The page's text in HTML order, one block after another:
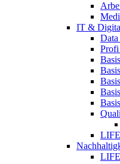
IT &
Profi